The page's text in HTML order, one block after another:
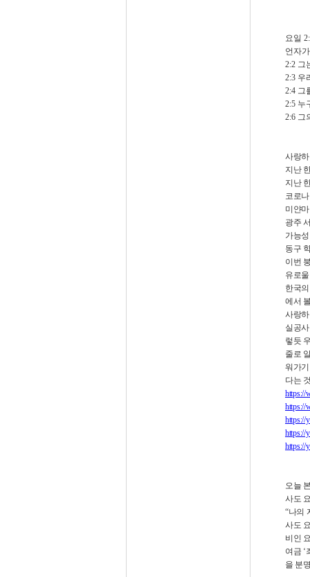
요일
언자
2:2 그
2:3 우
2:4 그
2:5 누
2:6 그
사랑
지난
지난
코로나
미얀
광주
가능
동구
이번
유로
한국
에서
사랑
실공
렇듯
줄로
워가
다는
https://
https://
https://
https://
https://
오늘
사도
“나의
사도
비인
여금 ‘
을 분